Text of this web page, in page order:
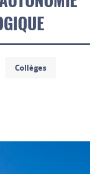
Collèges